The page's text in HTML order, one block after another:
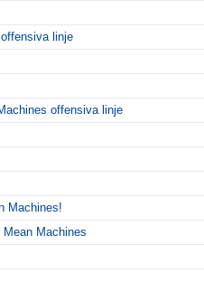
linje
offensiva linje
Machines!
Machines